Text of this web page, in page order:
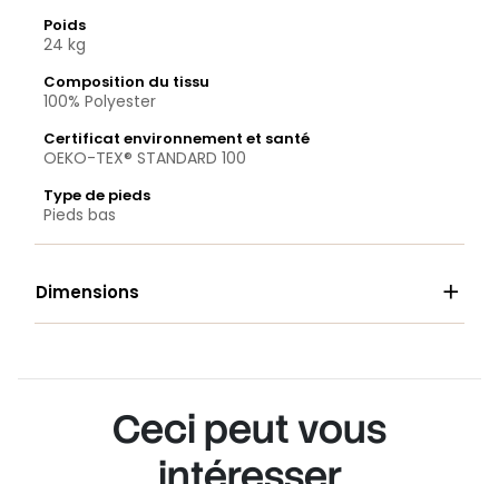
Poids
24 kg
Composition du tissu
100% Polyester
Certificat environnement et santé
OEKO-TEX® STANDARD 100
Type de pieds
Pieds bas
Dimensions 
Ceci peut vous